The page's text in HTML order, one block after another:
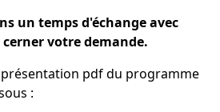
un temps d'échange avec
votre demande.
pdf du programme
: